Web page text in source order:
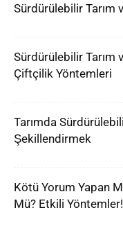
Sürdürülebilir Tarım
Sürdürülebilir Tarım
Çiftçilik Yöntemleri
Tarımda
Şekillendirmek
Kötü Yorum Yapan
Mü? Etkili Yöntemler!